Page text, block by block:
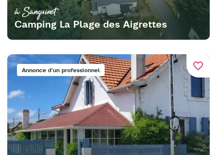
à Sanguinet
Camping La Plage des Aigrettes
favorite_border
Annonce d'un professionnel